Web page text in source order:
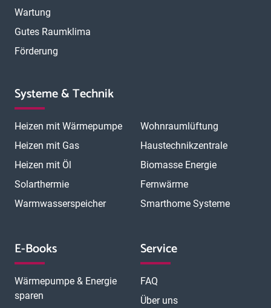
Wartung
Gutes Raumklima
Förderung
Systeme & Technik
Heizen mit Wärmepumpe
Heizen mit Gas
Heizen mit Öl
Solarthermie
Warmwasserspeicher
Wohnraumlüftung
Haustechnikzentrale
Biomasse Energie
Fernwärme
Smarthome Systeme
E-Books
Wärmepumpe & Energie
sparen
Service
FAQ
Über uns